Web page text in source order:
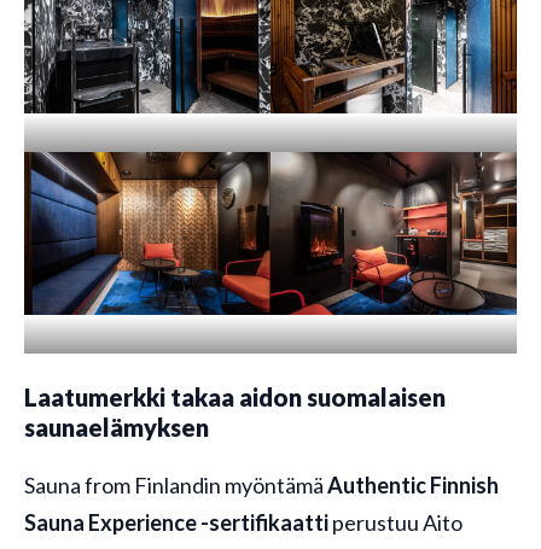
Laatumerkki takaa aidon suomalaisen
saunaelämyksen
Sauna from Finlandin myöntämäAuthentic Finnish
Sauna Experience -sertifikaattiperustuu Aito